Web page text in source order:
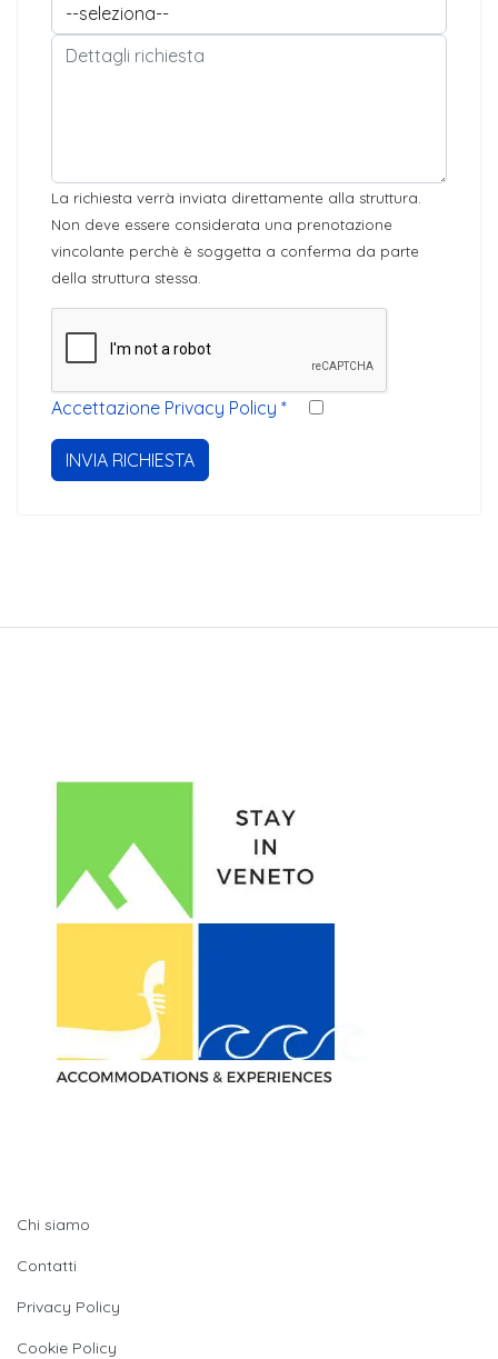
La richiesta verrà inviata direttamente alla struttura.
Non deve essere considerata una prenotazione
vincolante perchè è soggetta a conferma da parte
della struttura stessa.
Accettazione Privacy Policy *
INVIA RICHIESTA
Chi siamo
Contatti
Privacy Policy
Cookie Policy